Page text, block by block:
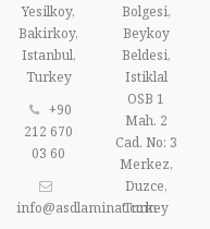
Yesilkoy,
Bakirkoy,
Istanbul,
Turkey
+90
212 670
03 60
info@asdlaminat.com
Bolgesi,
Beykoy
Beldesi,
Istiklal
OSB 1
Mah. 2
Cad. No: 3
Merkez,
Duzce,
Turkey